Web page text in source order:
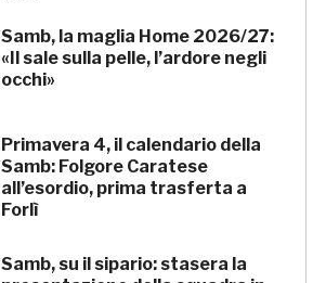
Samb, la maglia Home 2026/27:
«Il sale sulla pelle, l’ardore negli
occhi»
Primavera 4, il calendario della
Samb: Folgore Caratese
all’esordio, prima trasferta a
Forlì
Samb, su il sipario: stasera la